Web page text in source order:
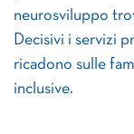
neurosviluppo
Decisivi i servizi
ricadono sulle
inclusive.